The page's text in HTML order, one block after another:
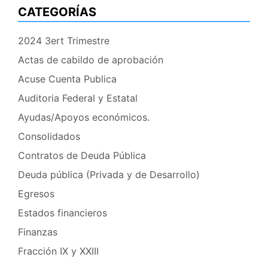
CATEGORÍAS
2024 3ert Trimestre
Actas de cabildo de aprobación
Acuse Cuenta Publica
Auditoria Federal y Estatal
Ayudas/Apoyos económicos.
Consolidados
Contratos de Deuda Pública
Deuda pública (Privada y de Desarrollo)
Egresos
Estados financieros
Finanzas
Fracción IX y XXIII